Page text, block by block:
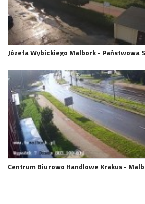
Józefa Wybickiego Malbork - Państwowa
Centrum Biurowo Handlowe Krakus -